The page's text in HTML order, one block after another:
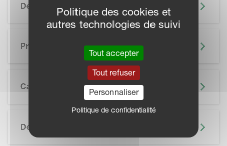
Description
Principaux Avantages
Caractéristiques
Documentation
SKIP BROCHURE
Politique des cookies et
autres technologies de suivi
Tout accepter
Tout refuser
Personnaliser
Politique de confidentialité